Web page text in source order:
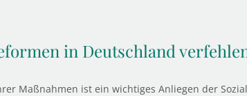
in Deutschland
Maßnahmen ist ein wichtiges Anliegen der